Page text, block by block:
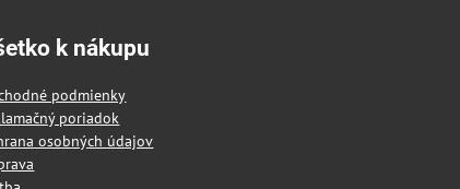
k nákupu
podmienky
poriadok
osobných údajov